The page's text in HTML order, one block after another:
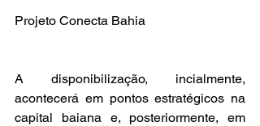
Projeto Conecta Bahia
A disponibilização, incialmente,
acontecerá em pontos estratégicos na
capital baiana e, posteriormente, em